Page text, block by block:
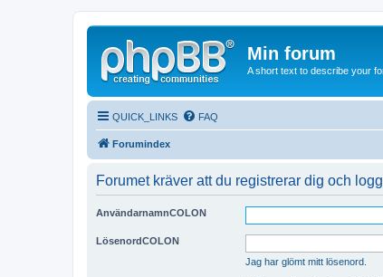
Min forum
A short text to describe your
QUICK_LINKS FAQ
Forumindex
Forumet kräver att du registrerar dig och
AnvändarnamnCOLON
LösenordCOLON
Jag har glömt mitt lösenord.